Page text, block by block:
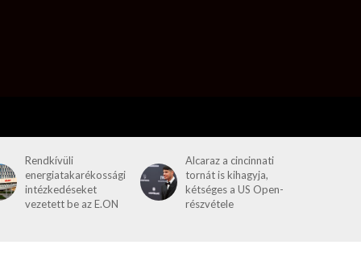
Rendkívüli
energiatakarékossági
intézkedéseket
vezetett be az E.ON
Alcaraz a cincinnati
tornát is kihagyja,
kétséges a US Open-
részvétele